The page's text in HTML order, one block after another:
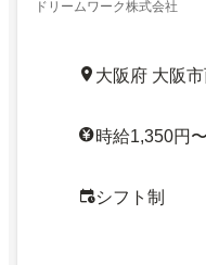
ドリームワーク株式会社
大阪府 大阪
時給1,350円
シフト制